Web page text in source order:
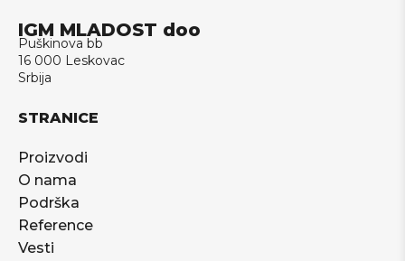
IGM MLADOST doo
Puškinova bb
16 000 Leskovac
Srbija
STRANICE
Proizvodi
O nama
Podrška
Reference
Vesti